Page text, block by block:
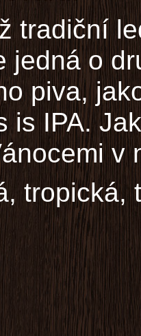
tradiční
jedná o
piva,
is IPA.
v
tropická,